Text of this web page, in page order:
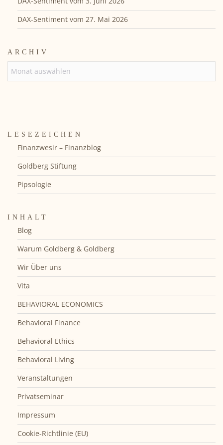
DAX-Sentiment vom 27. Mai 2026
ARCHIV
LESEZEICHEN
Finanzwesir – Finanzblog
Goldberg Stiftung
Pipsologie
INHALT
Blog
Warum Goldberg & Goldberg
Wir Über uns
Vita
BEHAVIORAL ECONOMICS
Behavioral Finance
Behavioral Ethics
Behavioral Living
Veranstaltungen
Privatseminar
Impressum
Cookie-Richtlinie (EU)